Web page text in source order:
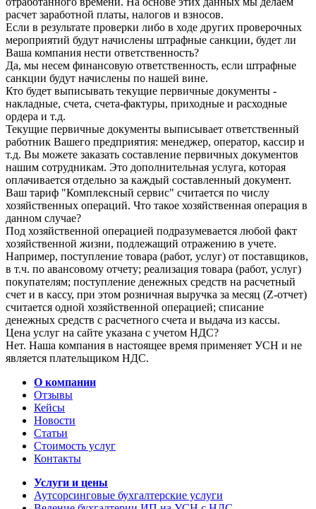
расчет заработной платы, налогов и взносов.
Если в результате проверки либо в ходе других проверочных
мероприятий будут начислены штрафные санкции, будет ли
Ваша компания нести ответственность?
Да, мы несем финансовую ответственность, если штрафные
санкции будут начислены по нашей вине.
Кто будет выписывать текущие первичные документы -
накладные, счета, счета-фактуры, приходные и расходные
ордера и т.д.
Текущие первичные документы выписывает ответственный
работник Вашего предприятия: менеджер, оператор, кассир и
т.д. Вы можете заказать составление первичных документов
нашим сотрудникам. Это дополнительная услуга, которая
оплачивается отдельно за каждый составленный документ.
Ваш тариф "Комплексный сервис" считается по числу
хозяйственных операций. Что такое хозяйственная операция в
данном случае?
Под хозяйственной операцией подразумевается любой факт
хозяйственной жизни, подлежащий отражению в учете.
Например, поступление товара (работ, услуг) от поставщиков,
в т.ч. по авансовому отчету; реализация товара (работ, услуг)
покупателям; поступление денежных средств на расчетный
счет и в кассу, при этом розничная выручка за месяц (Z-отчет)
считается одной хозяйственной операцией; списание
денежных средств с расчетного счета и выдача из кассы.
Цена услуг на сайте указана с учетом НДС?
Нет. Наша компания в настоящее время применяет УСН и не
является плательщиком НДС.
О компании
Отзывы
Кейсы
Новости
Статьи
Стоимость услуг
Контакты
Услуги и цены
Аутсорсинговые бухгалтерские услуги